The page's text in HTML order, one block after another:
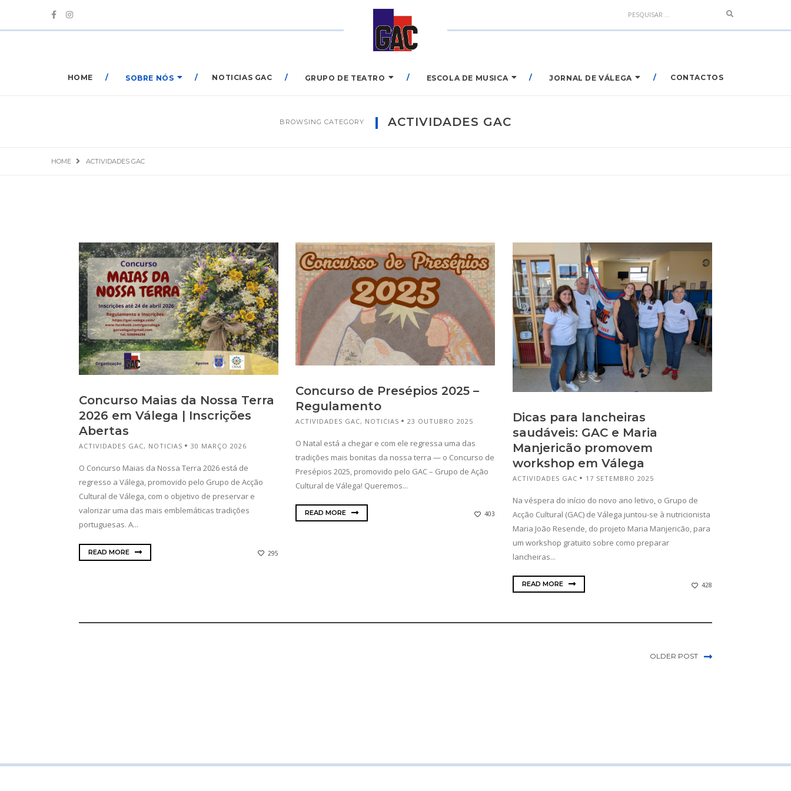
Search
HOME SOBRE NÓS NOTICIAS GAC GRUPO DE TEATRO ESCOLA DE MUSICA JORNAL DE VÁLEGA CONTACTOS
BROWSING CATEGORY ACTIVIDADES GAC
HOME ACTIVIDADES GAC
Concurso Maias da Nossa Terra
2026 em Válega | Inscrições
Abertas
ACTIVIDADES GAC, NOTICIAS 30 MARÇO 2026
O Concurso Maias da Nossa Terra 2026 está de
regresso a Válega, promovido pelo Grupo de Acção
Cultural de Válega, com o objetivo de preservar e
valorizar uma das mais emblemáticas tradições
portuguesas. A...
READ MORE 295
Concurso de Presépios 2025 –
Regulamento
ACTIVIDADES GAC, NOTICIAS 23 OUTUBRO 2025
O Natal está a chegar e com ele regressa uma das
tradições mais bonitas da nossa terra — o Concurso de
Presépios 2025, promovido pelo GAC – Grupo de Ação
Cultural de Válega! Queremos...
READ MORE 403
Dicas para lancheiras
saudáveis: GAC e Maria
Manjericão promovem
workshop em Válega
ACTIVIDADES GAC 17 SETEMBRO 2025
Na véspera do início do novo ano letivo, o Grupo de
Acção Cultural (GAC) de Válega juntou-se à nutricionista
Maria João Resende, do projeto Maria Manjericão, para
um workshop gratuito sobre como preparar
lancheiras...
READ MORE 428
OLDER POST